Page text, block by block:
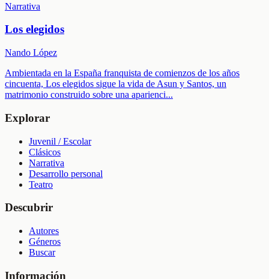
Narrativa
Los elegidos
Nando López
Ambientada en la España franquista de comienzos de los años
cincuenta, Los elegidos sigue la vida de Asun y Santos, un
matrimonio construido sobre una aparienci...
Explorar
Juvenil / Escolar
Clásicos
Narrativa
Desarrollo personal
Teatro
Descubrir
Autores
Géneros
Buscar
Información